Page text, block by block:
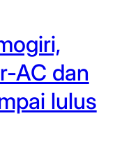
AC dan
lulus